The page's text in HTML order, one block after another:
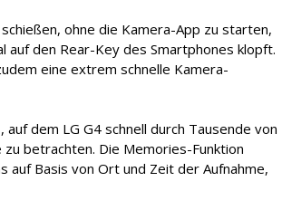
ohne die Kamera-App zu starten,
auf den Rear-Key des Smartphones klopft.
eine extrem schnelle Kamera-
dem LG G4 schnell durch Tausende von
betrachten. Die Memories-Funktion
auf Basis von Ort und Zeit der Aufnahme,